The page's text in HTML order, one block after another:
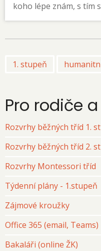
koho lépe znám, s tím
1. stupeň
Pro rodiče
Rozvrhy běžných tříd 1.
Rozvrhy běžných tříd 2.
Rozvrhy Montessori tříd
Týdenní plány - 1.stupeň
Zájmové kroužky
Office 365 (email, Teams)
Bakaláři (online ŽK)